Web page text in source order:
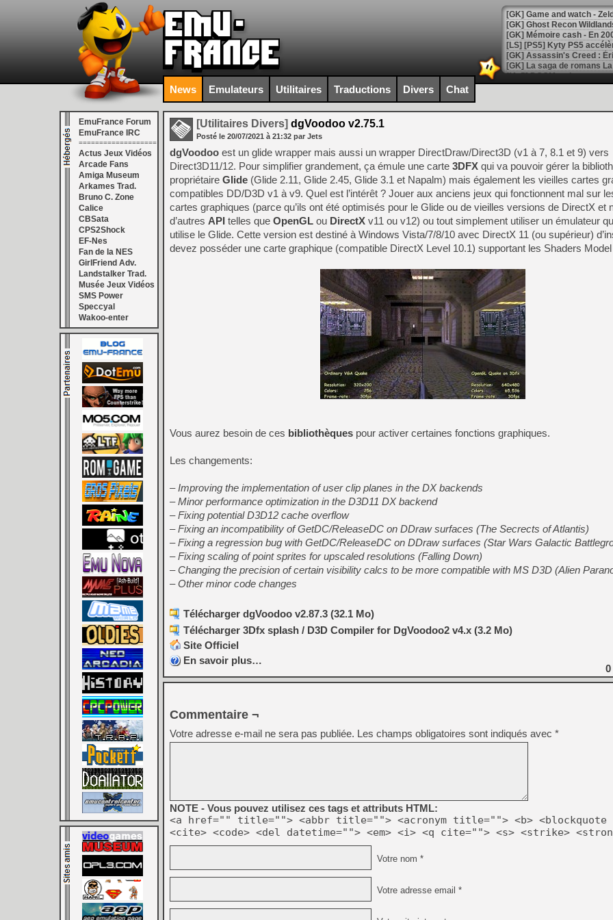
[Mo5] DOOM arrive en
[GK] Bethesda fête les 30
[GK] Roblox : l'action en
[GK] Agenda - GeForce
[GK] Devolver Digital en a
[LS] [PS5] ps5-y2jb-
[GK] Pourquoi Marvel
[GK] Test : Restory : Chill
[GK] GTA 6 : Rockstar
[GK] Hot Wheels Infinite
[GK] Mémoire cash -
[GK] Résultats Nintendo :
[GK] Déjà des
[Mo5] Brickboy cherche à
[GK] Minecraft et ses «
[GK] Beast of
[GK] Ubisoft : fin de partie
[GK] Mémoire cash -
[GK] Dan Houser (GTA)
[GK] Comment EA Sports
[GK] Crimson Moon : un
[GK] Isle of Reveries : le
[GK] Moonlighter 2 : The
[GK] Capcom relance
[Mo5] Deux inédits du
[GK] Le beat'em up The
[GK] Endless Legend 2 :
[LS] [PS5] Premiers
News Emulateurs Utilitaires Traductions Divers Chat
EmuFrance Forum
EmuFrance IRC
===================
Actus Jeux Vidéos
Arcade Fans
Amiga Museum
Arkames Trad.
Bruno C. Zone
Calice
CBSata
CPS2Shock
EF-Nes
Fan de la NES
GirlFriend Adv.
Landstalker Trad.
Musée Jeux Vidéos
SMS Power
Speccyal
Wakoo-enter
[Utilitaires Divers] dgVoodoo v2.75.1
Posté le 20/07/2021 à 21:32 par Jets
dgVoodoo est un glide wrapper mais aussi un wrapper DirectDraw/Direct3D (v1 à 7, 8.1 et 9) vers
Direct3D11/12. Pour simplifier grandement, ça émule une carte 3DFX qui va pouvoir gérer la
propriétaire Glide (Glide 2.11, Glide 2.45, Glide 3.1 et Napalm) mais également les vieilles cartes
compatibles DD/D3D v1 à v9. Quel est l’intérêt ? Jouer aux anciens jeux qui fonctionnent mal sur
cartes graphiques (parce qu’ils ont été optimisés pour le Glide ou de vieilles versions de DirectX et
d’autres API telles que OpenGL ou DirectX v11 ou v12) ou tout simplement utiliser un émulateur
utilise le Glide. Cette version est destiné à Windows Vista/7/8/10 avec DirectX 11 (ou supérieur)
devez posséder une carte graphique (compatible DirectX Level 10.1) supportant les Shaders
Vous aurez besoin de ces bibliothèques pour activer certaines fonctions graphiques.
Les changements:
– Improving the implementation of user clip planes in the DX backends
– Minor performance optimization in the D3D11 DX backend
– Fixing potential D3D12 cache overflow
– Fixing an incompatibility of GetDC/ReleaseDC on DDraw surfaces (The Secrects of Atlantis)
– Fixing a regression bug with GetDC/ReleaseDC on DDraw surfaces (Star Wars Galactic
– Fixing scaling of point sprites for upscaled resolutions (Falling Down)
– Changing the precision of certain visibility calcs to be more compatible with MS D3D (Alien
– Other minor code changes
Télécharger dgVoodoo v2.87.3 (32.1 Mo)
Télécharger 3Dfx splash / D3D Compiler for DgVoodoo2 v4.x (3.2 Mo)
Site Officiel
En savoir plus…
0
Commentaire ¬
Votre adresse e-mail ne sera pas publiée. Les champs obligatoires sont indiqués avec *
NOTE - Vous pouvez utilisez ces tags et attributs HTML:
<a href="" title=""> <abbr title=""> <acronym title=""> <b> <blockquote
<cite> <code> <del datetime=""> <em> <i> <q cite=""> <s> <strike>
Votre nom *
Votre adresse email *